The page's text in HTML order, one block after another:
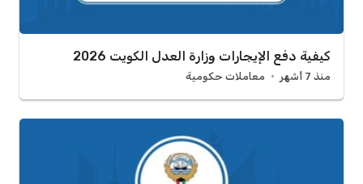
كيفية دفع الإيجارات وزارة العدل الكويت 2026
منذ 7 أشهر معاملات حكومية